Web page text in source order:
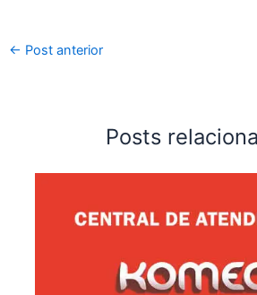
c
e
k
itt
er
p
p
← Post anterior
Posts